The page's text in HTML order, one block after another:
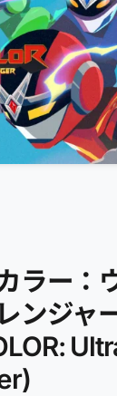
ラー：
ンジャ